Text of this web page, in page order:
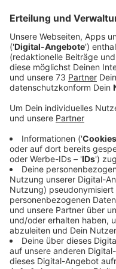
Anzeige
LOI ist mit der
Weeknd ein Begriff
Single "Gold", die es
mit jungen 21 Jahren
Markt, die
Enough". Wir haben
sprechen mit ihr über
Song und was sie
so plant.
Anzeige